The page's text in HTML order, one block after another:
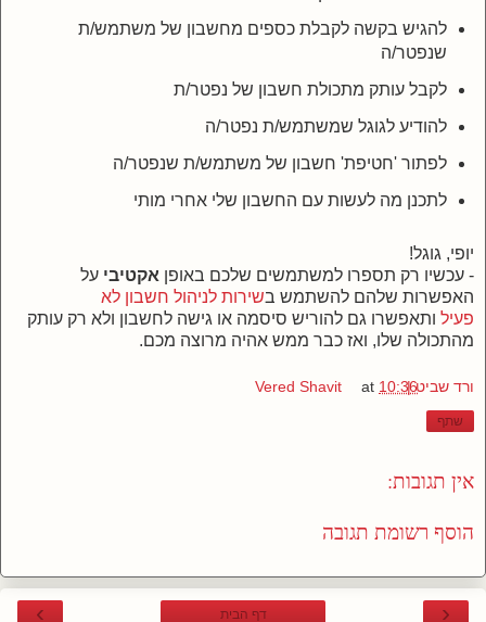
להגיש בקשה לקבלת כספים מחשבון של משתמש/ת
שנפטר/ה
לקבל עותק מתכולת חשבון של נפטר/ת
להודיע לגוגל שמשתמש/ת נפטר/ה
לפתור 'חטיפת' חשבון של משתמש/ת שנפטר/ה
לתכנן מה לעשות עם החשבון שלי אחרי מותי
יופי, גוגל!
- עכשיו רק תספרו למשתמשים שלכם באופן אקטיבי על
האפשרות שלהם להשתמש בשירות לניהול חשבון לא
פעיל ותאפשרו גם להוריש סיסמה או גישה לחשבון ולא רק עותק
מהתכולה שלו, ואז כבר ממש אהיה מרוצה מכם.
ורד שביט | Vered Shavit at 10:36
שתף
אין תגובות:
הוסף רשומת תגובה
‹
› דף הבית